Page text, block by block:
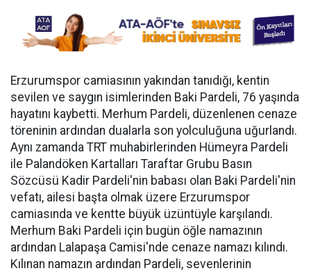
Erzurumspor camiasının yakından tanıdığı, kentin
sevilen ve saygın isimlerinden Baki Pardeli, 76 yaşında
hayatını kaybetti. Merhum Pardeli, düzenlenen cenaze
töreninin ardından dualarla son yolculuğuna uğurlandı.
Aynı zamanda TRT muhabirlerinden Hümeyra Pardeli
ile Palandöken Kartalları Taraftar Grubu Basın
Sözcüsü Kadir Pardeli'nin babası olan Baki Pardeli'nin
vefatı, ailesi başta olmak üzere Erzurumspor
camiasında ve kentte büyük üzüntüyle karşılandı.
Merhum Baki Pardeli için bugün öğle namazının
ardından Lalapaşa Camisi'nde cenaze namazı kılındı.
Kılınan namazın ardından Pardeli, sevenlerinin